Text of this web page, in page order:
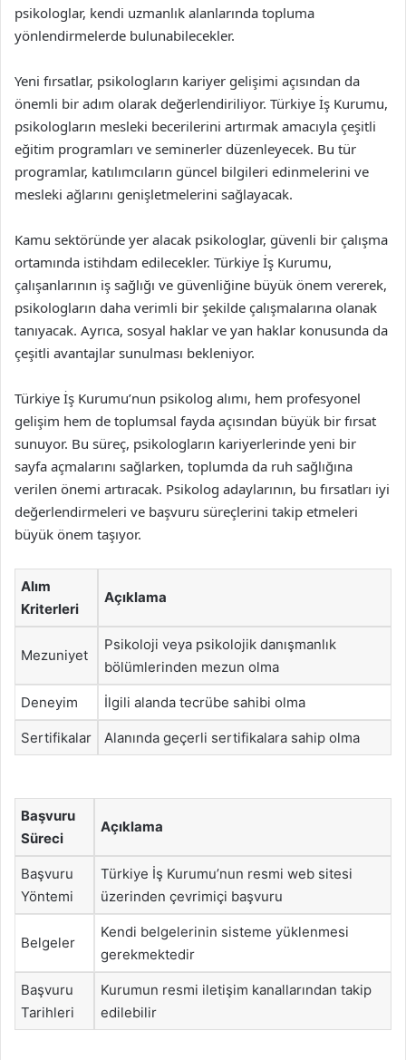
psikologlar, kendi uzmanlık alanlarında topluma
yönlendirmelerde bulunabilecekler.
Yeni fırsatlar, psikologların kariyer gelişimi açısından da
önemli bir adım olarak değerlendiriliyor. Türkiye İş Kurumu,
psikologların mesleki becerilerini artırmak amacıyla çeşitli
eğitim programları ve seminerler düzenleyecek. Bu tür
programlar, katılımcıların güncel bilgileri edinmelerini ve
mesleki ağlarını genişletmelerini sağlayacak.
Kamu sektöründe yer alacak psikologlar, güvenli bir çalışma
ortamında istihdam edilecekler. Türkiye İş Kurumu,
çalışanlarının iş sağlığı ve güvenliğine büyük önem vererek,
psikologların daha verimli bir şekilde çalışmalarına olanak
tanıyacak. Ayrıca, sosyal haklar ve yan haklar konusunda da
çeşitli avantajlar sunulması bekleniyor.
Türkiye İş Kurumu’nun psikolog alımı, hem profesyonel
gelişim hem de toplumsal fayda açısından büyük bir fırsat
sunuyor. Bu süreç, psikologların kariyerlerinde yeni bir
sayfa açmalarını sağlarken, toplumda da ruh sağlığına
verilen önemi artıracak. Psikolog adaylarının, bu fırsatları iyi
değerlendirmeleri ve başvuru süreçlerini takip etmeleri
büyük önem taşıyor.
Alım
Kriterleri
Açıklama
Mezuniyet
Psikoloji veya psikolojik danışmanlık
bölümlerinden mezun olma
Deneyim İlgili alanda tecrübe sahibi olma
Sertifikalar Alanında geçerli sertifikalara sahip olma
Başvuru
Süreci
Açıklama
Başvuru
Yöntemi
Türkiye İş Kurumu’nun resmi web sitesi
üzerinden çevrimiçi başvuru
Belgeler
Kendi belgelerinin sisteme yüklenmesi
gerekmektedir
Başvuru
Tarihleri
Kurumun resmi iletişim kanallarından takip
edilebilir